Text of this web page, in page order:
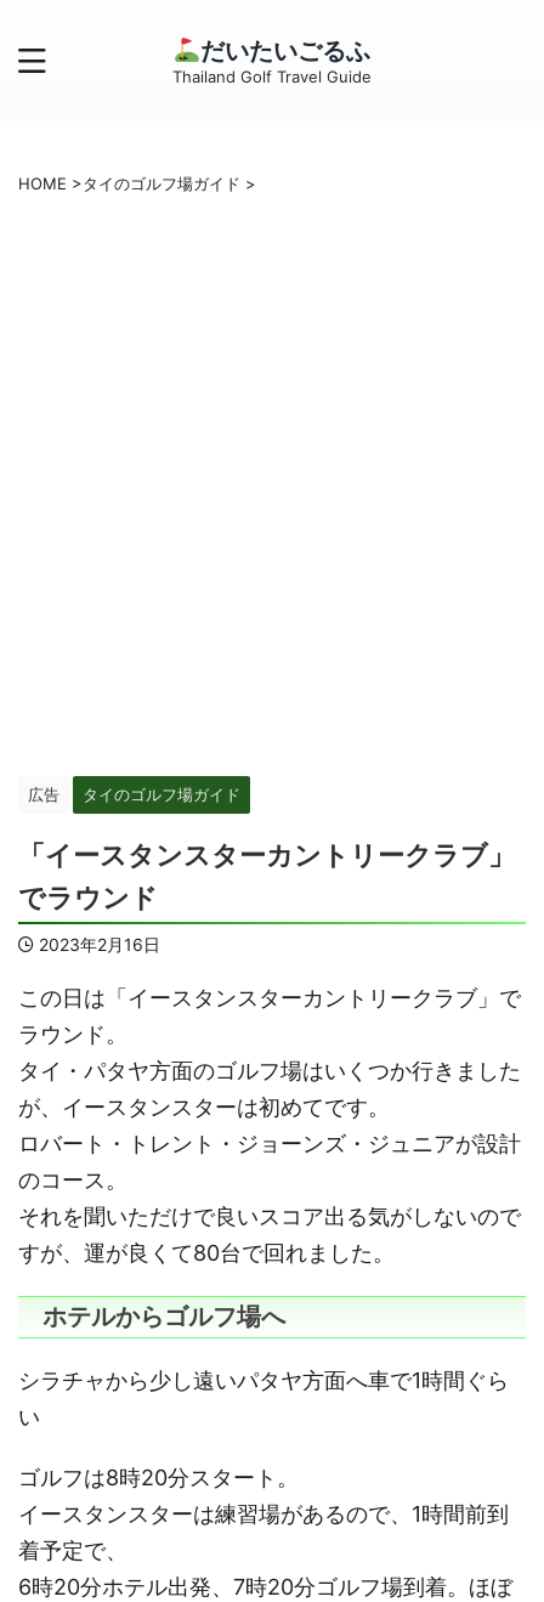
だいたいごるふ
Thailand Golf Travel Guide
HOME >タイのゴルフ場ガイド >
広告 タイのゴルフ場ガイド
「イースタンスターカントリークラブ」
でラウンド
2023年2月16日
この日は「イースタンスターカントリークラブ」で
ラウンド。
タイ・パタヤ方面のゴルフ場はいくつか行きました
が、イースタンスターは初めてです。
ロバート・トレント・ジョーンズ・ジュニアが設計
のコース。
それを聞いただけで良いスコア出る気がしないので
すが、運が良くて80台で回れました。
ホテルからゴルフ場へ
シラチャから少し遠いパタヤ方面へ車で1時間ぐら
い
ゴルフは8時20分スタート。
イースタンスターは練習場があるので、1時間前到
着予定で、
6時20分ホテル出発、7時20分ゴルフ場到着。ほぼ